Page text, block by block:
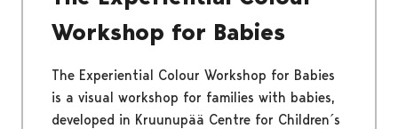
Workshop for Babies
The Experiential Colour Workshop for Babies
is a visual workshop for families with babies,
developed in Kruunupää Centre for Children´s